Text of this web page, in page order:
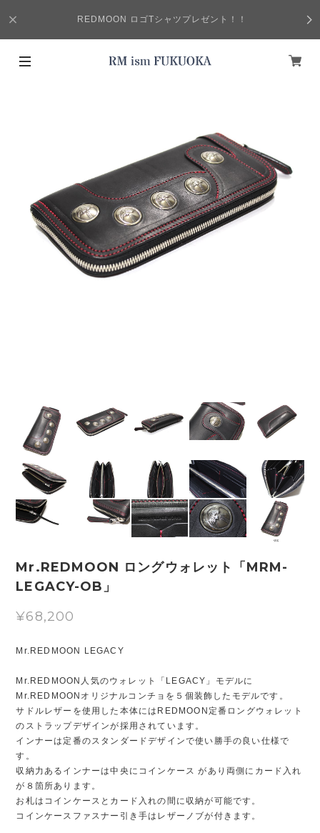
REDMOON ロゴTシャツプレゼント！！
Mr.REDMOON ロングウォレット「MRM-
LEGACY-OB」
¥68,200
Mr.REDMOON LEGACY
Mr.REDMOON人気のウォレット「LEGACY」モデルに
Mr.REDMOONオリジナルコンチョを５個装飾したモデルです。
サドルレザーを使用した本体にはREDMOON定番ロングウォレット
のストラップデザインが採用されています。
インナーは定番のスタンダードデザインで使い勝手の良い仕様で
す。
収納力あるインナーは中央にコインケース があり両側にカード入れ
が８箇所あります。
お札はコインケースとカード入れの間に収納が可能です。
コインケースファスナー引き手はレザーノブが付きます。